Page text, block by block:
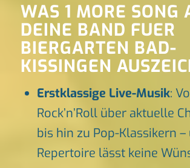
WAS 1 MORE SONG
DEINE BAND FUER
BIERGARTEN BAD-
KISSINGEN
Erstklassige Live-Musik:
Rock’n’Roll über aktuelle
bis hin zu Pop-Klassikern –
Repertoire lässt keine